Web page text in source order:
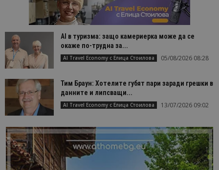
AI в туризма: защо камериерка може да се
окаже по-трудна за...
AI Travel Economy с Елица Стоилова 05/08/2026 08:28
Тим Браун: Хотелите губят пари заради грешки в
данните и липсващи...
AI Travel Economy с Елица Стоилова 13/07/2026 09:02